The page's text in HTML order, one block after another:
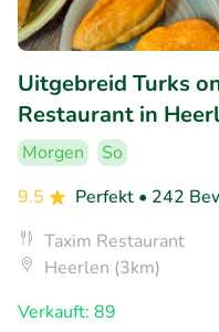
Uitgebreid Turks
Restaurant in
Morgen
So
9.5
Perfekt • 242
Taxim Restaurant
Heerlen (3km)
Verkauft: 89